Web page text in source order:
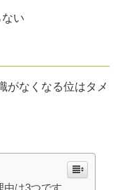
い
がなくなる位はタメ
由は3つです